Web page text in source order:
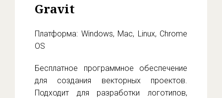
Gravit
Платформа: Windows, Mac, Linux, Chrome
OS
Бесплатное программное обеспечение
для создания векторных проектов.
Подходит для разработки логотипов,